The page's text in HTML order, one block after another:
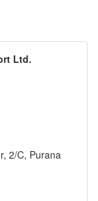
Ltd.
2/C, Purana